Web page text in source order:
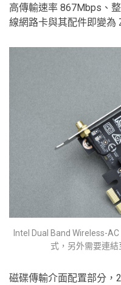
高傳輸速率 867Mbps、
線網路卡與其配件即變為
Intel Dual Band Wireless-
式，另外需要連結
磁碟傳輸介面配置部分，